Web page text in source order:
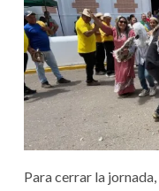
Para cerrar la